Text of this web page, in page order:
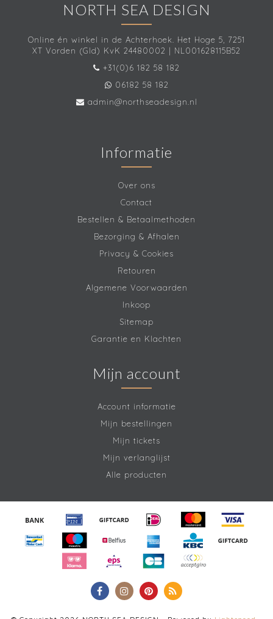
NORTH SEA DESIGN
Online én winkel in de Achterhoek. Het Hoge 5, 7251
XT Vorden (Gld) KvK 24480002 | NL001628115B52
+31(0)6 182 58 182
06182 58 182
admin@northseadesign.nl
Informatie
Over ons
Contact
Bestellen & Betaalmethoden
Bezorging & Afhalen
Privacy & Cookies
Retouren
Algemene Voorwaarden
Inkoop
Sitemap
Garantie en Klachten
Mijn account
Account informatie
Mijn bestellingen
Mijn tickets
Mijn verlanglijst
Alle producten